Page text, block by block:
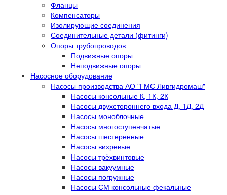
Фланцы
Компенсаторы
Изолирующие соединения
Соединительные детали (фитинги)
Опоры трубопроводов
Подвижные опоры
Неподвижные опоры
Насосное оборудование
Насосы производства АО "ГМС Ливгидромаш"
Насосы консольные К, 1К, 2К
Насосы двухстороннего входа Д, 1Д, 2Д
Насосы моноблочные
Насосы многоступенчатые
Насосы шестеренные
Насосы вихревые
Насосы трёхвинтовые
Насосы вакуумные
Насосы погружные
Насосы СМ консольные фекальные